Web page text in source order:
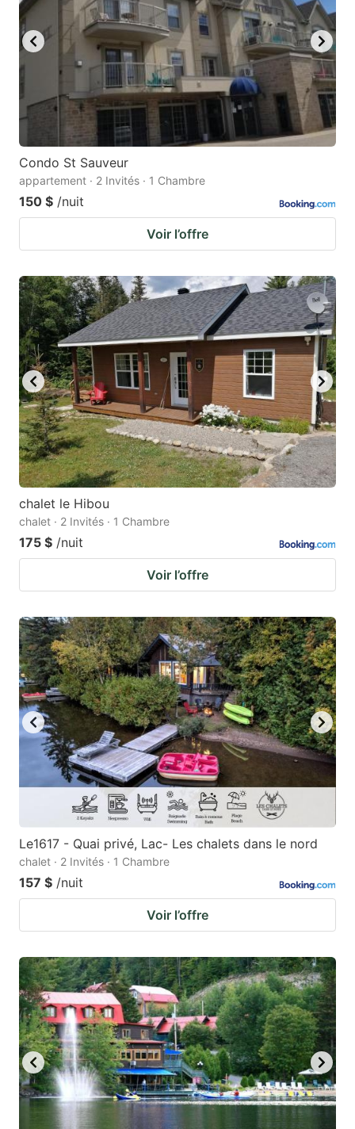
Condo St Sauveur
appartement · 2 Invités · 1 Chambre
150 $ /nuit
Voir l’offre
chalet le Hibou
chalet · 2 Invités · 1 Chambre
175 $ /nuit
Voir l’offre
Le1617 - Quai privé, Lac- Les chalets dans le nord
chalet · 2 Invités · 1 Chambre
157 $ /nuit
Voir l’offre